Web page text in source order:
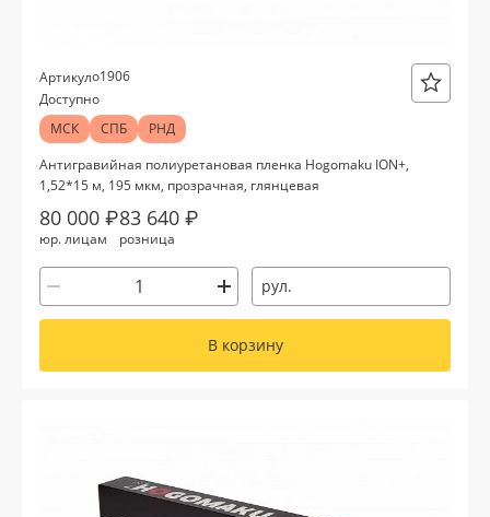
Артикуло1906
Доступно
МСК
СПБ
РНД
Антигравийная полиуретановая пленка Hogomaku ION+,
1,52*15 м, 195 мкм, прозрачная, глянцевая
80 000 ₽
юр. лицам
83 640 ₽
розница
рул.
В корзину